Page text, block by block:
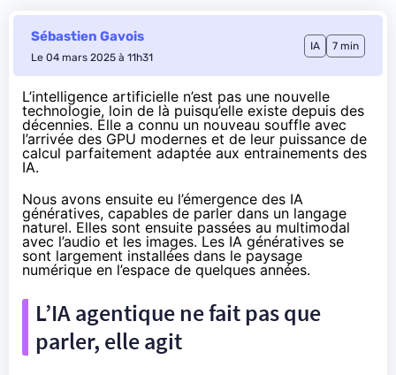
Sébastien Gavois
Le 04 mars 2025 à 11h31
IA 7 min
L’intelligence artificielle n’est pas une nouvelle
technologie, loin de là puisqu’elle existe depuis des
décennies. Elle a connu un nouveau souffle avec
l’arrivée des GPU modernes et de leur puissance de
calcul parfaitement adaptée aux entrainements des
IA.
Nous avons ensuite eu l’émergence des IA
génératives, capables de parler dans un langage
naturel. Elles sont ensuite passées au multimodal
avec l’audio et les images. Les IA génératives se
sont largement installées dans le paysage
numérique en l’espace de quelques années.
L’IA agentique ne fait pas que
parler, elle agit